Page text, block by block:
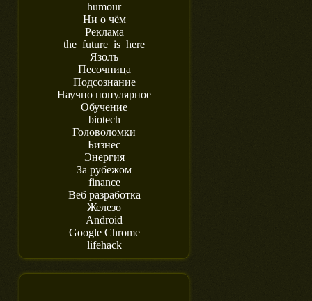
humour
Ни о чём
Реклама
the_future_is_here
Язолъ
Песочница
Подсознание
Научно популярное
Обучение
biotech
Головоломки
Бизнес
Энергия
За рубежом
finance
Веб разработка
Железо
Android
Google Chrome
lifehack